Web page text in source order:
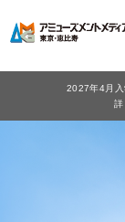
2027年4月入
詳